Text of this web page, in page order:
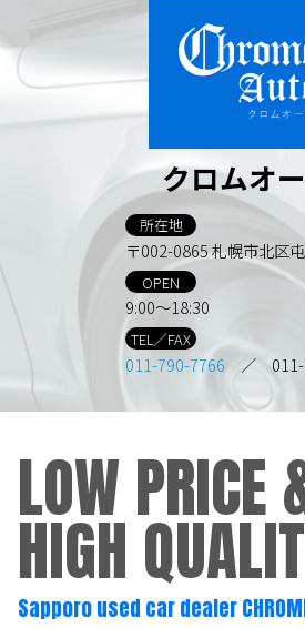
クロムオ
所在地
〒002-0865 札幌市北区
OPEN
9:00～18:30
TEL／FAX
011-790-7766 ／ 011-
LOW PRICE
HIGH
Sapporo used car dealer